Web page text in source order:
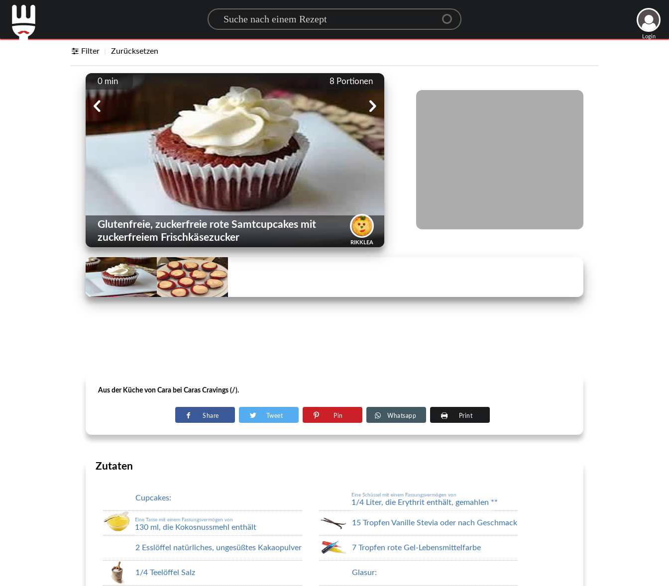
Search for a recipe
Login
Filter Zurücksetzen
8 Portionen
0 min
RIKKLEA
Glutenfreie, zuckerfreie rote Samtcupcakes mit
zuckerfreiem Frischkäsezucker
Aus der Küche von Cara bei Caras Cravings (/).
Share Tweet Pin Whatsapp Print
Zutaten
Cupcakes:
Eine Tasse mit einem Fassungsvermögen von
130 ml, die Kokosnussmehl enthält
2 Esslöffel natürliches, ungesüßtes Kakaopulver
1/4 Teelöffel Salz
Eine Schüssel mit einem Fassungsvermögen von
1/4 Liter, die Erythrit enthält, gemahlen **
15 Tropfen Vanille Stevia oder nach Geschmack
7 Tropfen rote Gel-Lebensmittelfarbe
Glasur: